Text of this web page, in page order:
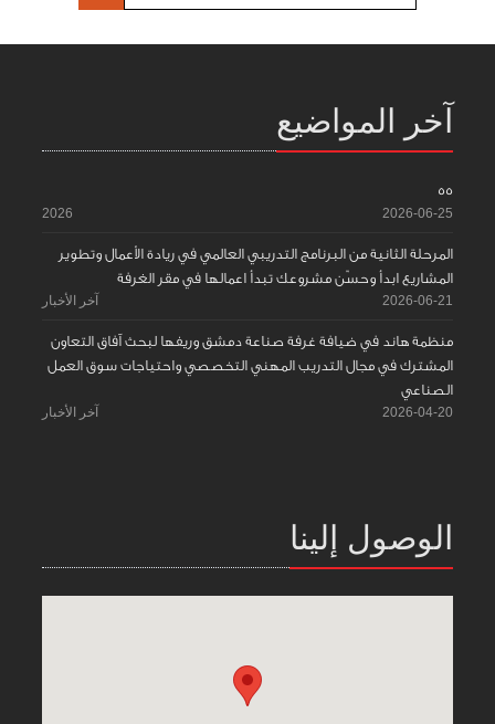
آخر المواضيع
55
2026-06-25
2026
المرحلة الثانية من البرنامج التدريبي العالمي في ريادة الأعمال وتطوير
المشاريع ابدأ وحسّن مشروعك تبدأ اعمالها في مقر الغرفة
2026-06-21 آخر الأخبار
منظمة هاند في ضيافة غرفة صناعة دمشق وريفها لبحث آفاق التعاون
المشترك في مجال التدريب المهني التخصصي واحتياجات سوق العمل
الصناعي
2026-04-20 آخر الأخبار
الوصول إلينا